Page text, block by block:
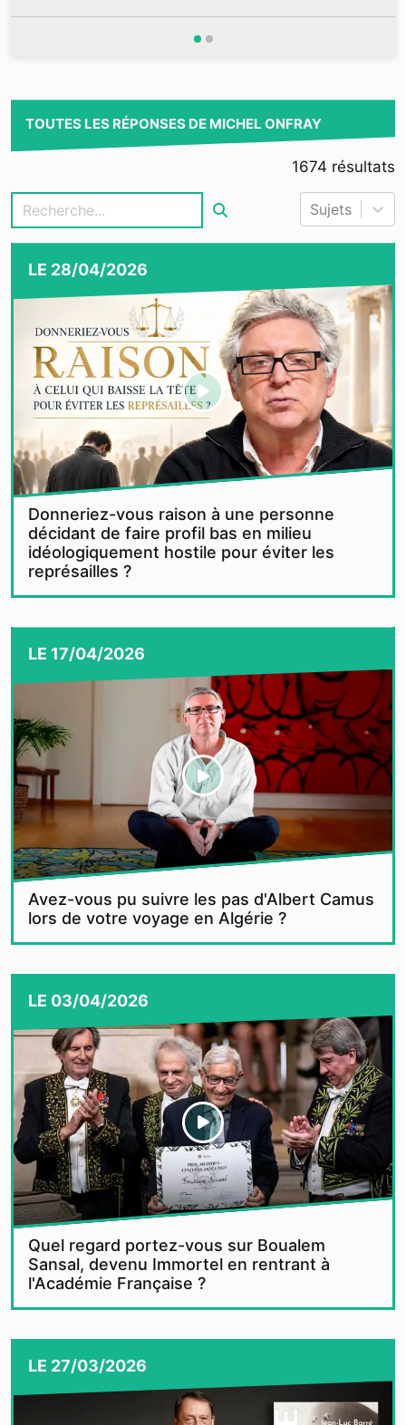
TOUTES LES RÉPONSES DE MICHEL ONFRAY
1674 résultats
Sujets
LE 28/04/2026
Donneriez-vous raison à une personne
décidant de faire profil bas en milieu
idéologiquement hostile pour éviter les
représailles ?
LE 17/04/2026
Avez-vous pu suivre les pas d'Albert Camus
lors de votre voyage en Algérie ?
LE 03/04/2026
Quel regard portez-vous sur Boualem
Sansal, devenu Immortel en rentrant à
l'Académie Française ?
LE 27/03/2026